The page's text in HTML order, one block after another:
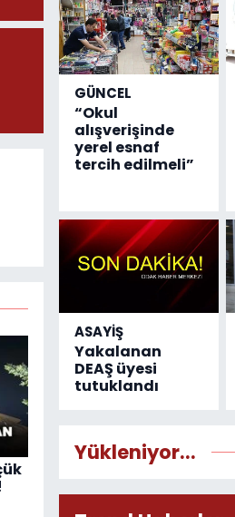
GÜNCEL
“Okul
alışverişinde
yerel esnaf
tercih edilmeli”
ASAYİŞ
Yakalanan
DEAŞ üyesi
tutuklandı
Yükleniyor...